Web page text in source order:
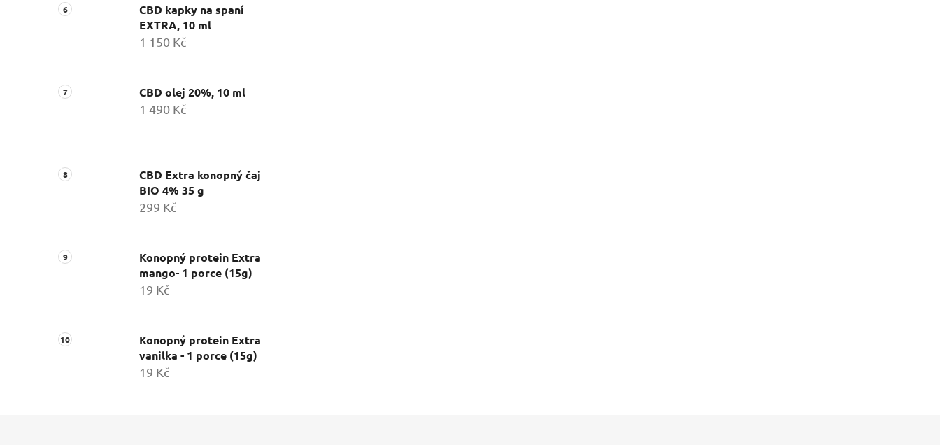
CBD kapky na spaní
EXTRA, 10 ml
1 150 Kč
CBD olej 20%, 10 ml
1 490 Kč
CBD Extra konopný čaj
BIO 4% 35 g
299 Kč
Konopný protein Extra
mango- 1 porce (15g)
19 Kč
Konopný protein Extra
vanilka - 1 porce (15g)
19 Kč